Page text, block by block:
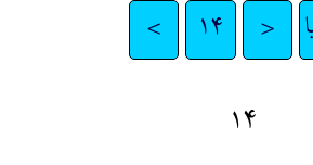
< ۱۴ >
۱۴